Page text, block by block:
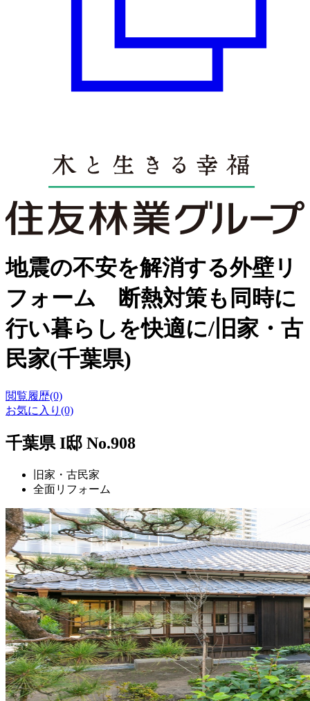
地震の不安を解消する外壁リ
フォーム 断熱対策も同時に
行い暮らしを快適に/旧家・古
民家(千葉県)
閲覧履歴(0)
お気に入り(0)
千葉県 I邸 No.908
旧家・古民家
全面リフォーム